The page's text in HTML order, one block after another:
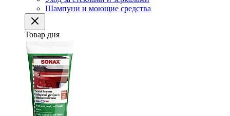
Шампуни и моющие средства
Товар дня